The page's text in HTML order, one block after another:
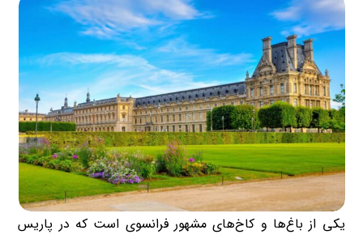
یکی از باغ‌ها و کاخ‌های مشهور فرانسوی است که در پاریس